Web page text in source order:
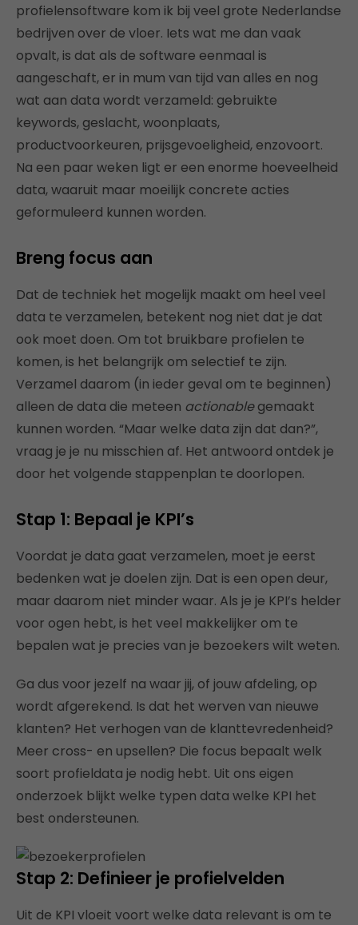
profielensoftware kom ik bij veel grote Nederlandse
bedrijven over de vloer. Iets wat me dan vaak
opvalt, is dat als de software eenmaal is
aangeschaft, er in mum van tijd van alles en nog
wat aan data wordt verzameld: gebruikte
keywords, geslacht, woonplaats,
productvoorkeuren, prijsgevoeligheid, enzovoort.
Na een paar weken ligt er een enorme hoeveelheid
data, waaruit maar moeilijk concrete acties
geformuleerd kunnen worden.
Breng focus aan
Dat de techniek het mogelijk maakt om heel veel
data te verzamelen, betekent nog niet dat je dat
ook moet doen. Om tot bruikbare profielen te
komen, is het belangrijk om selectief te zijn.
Verzamel daarom (in ieder geval om te beginnen)
alleen de data die meteen actionablegemaakt
kunnen worden. “Maar welke data zijn dat dan?”,
vraag je je nu misschien af. Het antwoord ontdek je
door het volgende stappenplan te doorlopen.
Stap 1: Bepaal je KPI’s
Voordat je data gaat verzamelen, moet je eerst
bedenken wat je doelen zijn. Dat is een open deur,
maar daarom niet minder waar. Als je je KPI’s helder
voor ogen hebt, is het veel makkelijker om te
bepalen wat je precies van je bezoekers wilt weten.
Ga dus voor jezelf na waar jij, of jouw afdeling, op
wordt afgerekend. Is dat het werven van nieuwe
klanten? Het verhogen van de klanttevredenheid?
Meer cross- en upsellen? Die focus bepaalt welk
soort profieldata je nodig hebt. Uit ons eigen
onderzoek blijkt welke typen data welke KPI het
best ondersteunen.
Stap 2: Definieer je profielvelden
Uit de KPI vloeit voort welke data relevant is om te